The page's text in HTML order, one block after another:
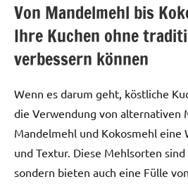
Von Mandelmehl bis
Ihre Kuchen ohne
verbessern können
Wenn es darum geht, köstliche
die Verwendung von alternativen
Mandelmehl und Kokosmehl eine
und Textur. Diese Mehlsorten
sondern bieten auch eine Fülle